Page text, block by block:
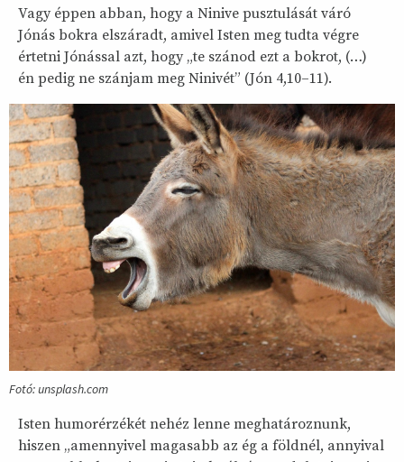
Vagy éppen abban, hogy a Ninive pusztulását váró
Jónás bokra elszáradt, amivel Isten meg tudta végre
értetni Jónással azt, hogy „te szánod ezt a bokrot, (…)
én pedig ne szánjam meg Ninivét” (Jón 4,10–11).
Fotó: unsplash.com
Isten humorérzékét nehéz lenne meghatároznunk,
hiszen „amennyivel magasabb az ég a földnél, annyival